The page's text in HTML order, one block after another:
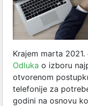
Krajem marta
Odluka o izboru
otvorenom
telefonije za
godini na osnovu